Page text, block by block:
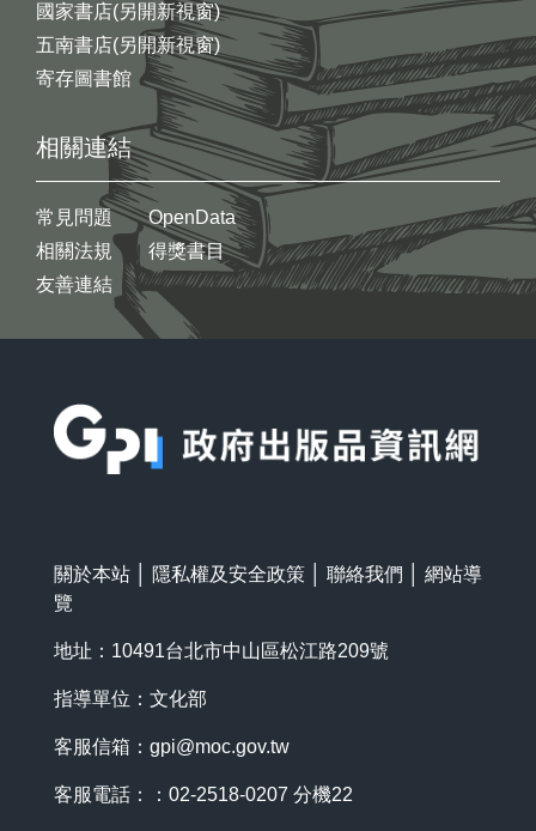
國家書店(另開新視窗)
五南書店(另開新視窗)
寄存圖書館
相關連結
常見問題
相關法規
友善連結
OpenData
得獎書目
關於本站 隱私權及安全政策 聯絡我們
網站導
覽
地址：10491台北市中山區松江路209號
指導單位：文化部
客服信箱： gpi@moc.gov.tw
客服電話：：02-2518-0207 分機22